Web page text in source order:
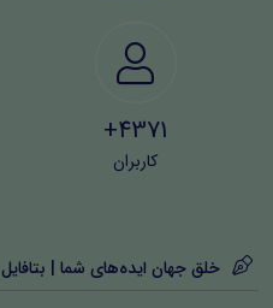
4371+
کاربران
خلق جهان ایده‌های شما | بتافایل